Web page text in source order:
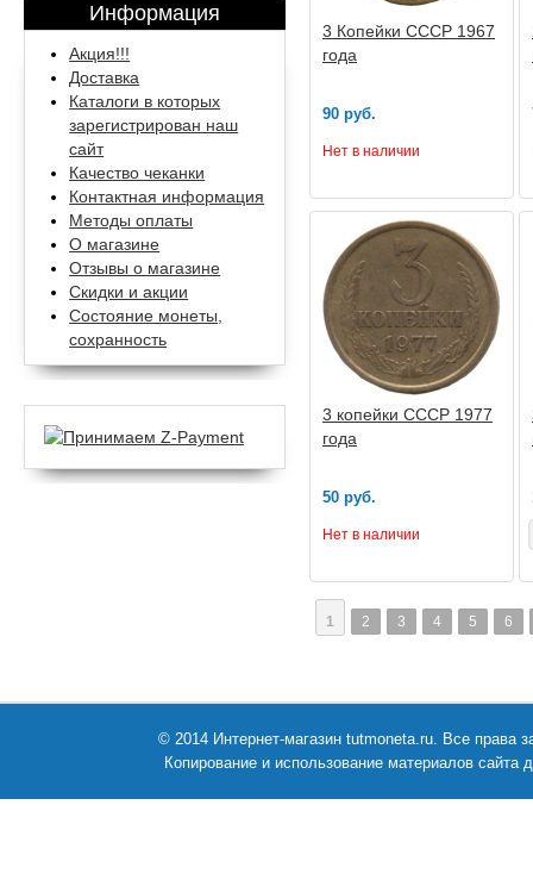
Информация
Акция!!!
Доставка
Каталоги в которых
зарегистрирован наш
сайт
Качество чеканки
Контактная информация
Методы оплаты
О магазине
Отзывы о магазине
Скидки и акции
Состояние монеты,
сохранность
3 Копейки СССР 1967
года
90 руб.
Нет в наличии
3 копейки СССР 1977
года
50 руб.
Нет в наличии
1 2 3 4 5 6
© 2014 Интернет-магазин tutmoneta.ru. Все права
Копирование и использование материалов сайта